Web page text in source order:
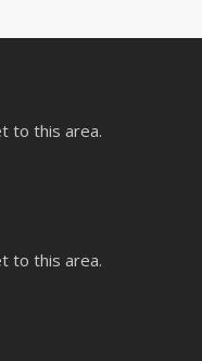
to this area.
to this area.